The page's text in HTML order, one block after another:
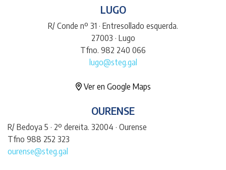
LUGO
R/ Conde nº 31 · Entresollado esquerda.
27003 · Lugo
Tfno. 982 240 066
lugo@steg.gal
Ver en Google Maps
OURENSE
R/ Bedoya 5 · 2º dereita. 32004 · Ourense
Tfno 988 252 323
ourense@steg.gal